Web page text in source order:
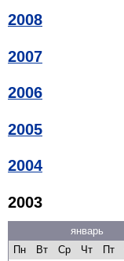
2008
2007
2006
2005
2004
2003
январь
Пн
Вт Ср Чт Пт